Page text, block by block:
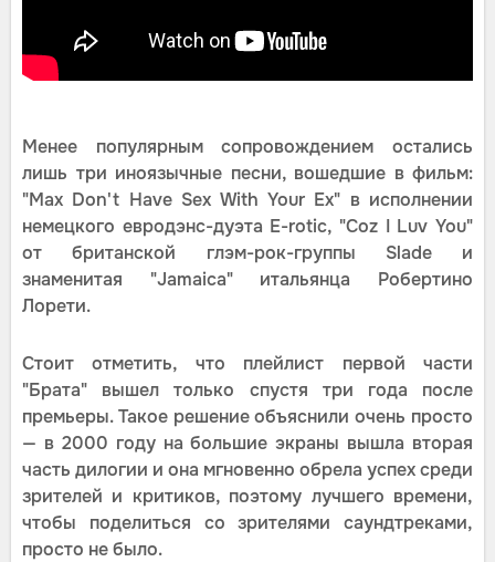
Менее популярным сопровождением остались
лишь три иноязычные песни, вошедшие в фильм:
"Max Don't Have Sex With Your Ex" в исполнении
немецкого евродэнс-дуэта E-rotic, "Coz I Luv You"
от британской глэм-рок-группы Slade и
знаменитая "Jamaica" итальянца Робертино
Лорети.
Стоит отметить, что плейлист первой части
"Брата" вышел только спустя три года после
премьеры. Такое решение объяснили очень просто
— в 2000 году на большие экраны вышла вторая
часть дилогии и она мгновенно обрела успех среди
зрителей и критиков, поэтому лучшего времени,
чтобы поделиться со зрителями саундтреками,
просто не было.